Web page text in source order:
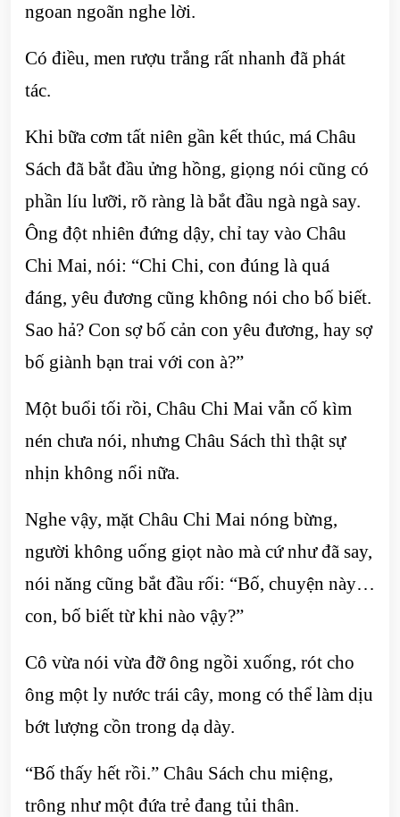
ngoan ngoãn nghe lời.
Có điều, men rượu trắng rất nhanh đã phát
tác.
Khi bữa cơm tất niên gần kết thúc, má Châu
Sách đã bắt đầu ửng hồng, giọng nói cũng có
phần líu lưỡi, rõ ràng là bắt đầu ngà ngà say.
Ông đột nhiên đứng dậy, chỉ tay vào Châu
Chi Mai, nói: “Chi Chi, con đúng là quá
đáng, yêu đương cũng không nói cho bố biết.
Sao hả? Con sợ bố cản con yêu đương, hay sợ
bố giành bạn trai với con à?”
Một buổi tối rồi, Châu Chi Mai vẫn cố kìm
nén chưa nói, nhưng Châu Sách thì thật sự
nhịn không nổi nữa.
Nghe vậy, mặt Châu Chi Mai nóng bừng,
người không uống giọt nào mà cứ như đã say,
nói năng cũng bắt đầu rối: “Bố, chuyện này…
con, bố biết từ khi nào vậy?”
Cô vừa nói vừa đỡ ông ngồi xuống, rót cho
ông một ly nước trái cây, mong có thể làm dịu
bớt lượng cồn trong dạ dày.
“Bố thấy hết rồi.” Châu Sách chu miệng,
trông như một đứa trẻ đang tủi thân.